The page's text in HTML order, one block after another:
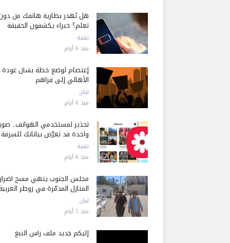
هل تُهدر بطارية هاتفك من
تعلم؟ خبراء يكشفون الحقيقة
تقنية
منذ 6 أيام
إعتصام لوضع خطة بشأن عودة
الأهالي إلى قراهم
لبنان
منذ 6 أيام
تحذير لمستخدمي الهواتف..
واحدة قد تعرّض بياناتك للسرقة
تقنية
منذ 6 أيام
مجلس الجنوب ينهي مسح أضرار
المنازل المدمّرة في زوطر الغربية
لبنان
منذ 5 أيام
إليكم جديد ملف رأس النبع